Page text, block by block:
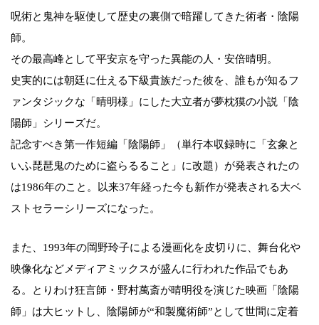
呪術と鬼神を駆使して歴史の裏側で暗躍してきた術者・陰陽
師。
その最高峰として平安京を守った異能の人・安倍晴明。
史実的には朝廷に仕える下級貴族だった彼を、誰もが知るフ
ァンタジックな「晴明様」にした大立者が夢枕獏の小説「陰
陽師」シリーズだ。
記念すべき第一作短編「陰陽師」（単行本収録時に「玄象と
いふ琵琶鬼のために盗らるること」に改題）が発表されたの
は1986年のこと。以来37年経った今も新作が発表される大ベ
ストセラーシリーズになった。
また、1993年の岡野玲子による漫画化を皮切りに、舞台化や
映像化などメディアミックスが盛んに行われた作品でもあ
る。とりわけ狂言師・野村萬斎が晴明役を演じた映画「陰陽
師」は大ヒットし、陰陽師が“和製魔術師”として世間に定着